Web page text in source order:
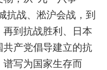
抗战、淞沪会战，到
到抗战胜利、日本
产党倡导建立的抗
谱写为国家生存而